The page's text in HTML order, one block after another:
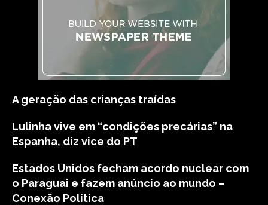
A geração das crianças traídas
Lulinha vive em “condições precárias” na
Espanha, diz vice do PT
Estados Unidos fecham acordo nuclear com
o Paraguai e fazem anúncio ao mundo –
Conexão Política